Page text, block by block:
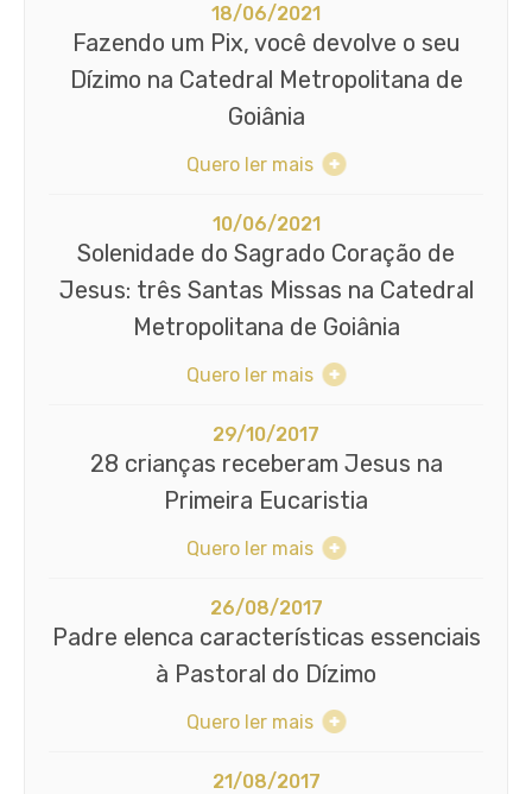
18/06/2021
Fazendo um Pix, você devolve o seu
Dízimo na Catedral Metropolitana de
Goiânia
Quero ler mais
10/06/2021
Solenidade do Sagrado Coração de
Jesus: três Santas Missas na Catedral
Metropolitana de Goiânia
Quero ler mais
29/10/2017
28 crianças receberam Jesus na
Primeira Eucaristia
Quero ler mais
26/08/2017
Padre elenca características essenciais
à Pastoral do Dízimo
Quero ler mais
21/08/2017